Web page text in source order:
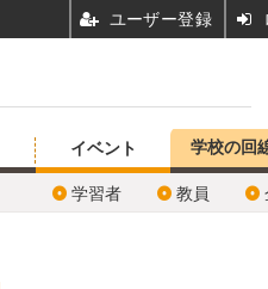
イベント
学習者 教員
学校の回
ユーザー登録